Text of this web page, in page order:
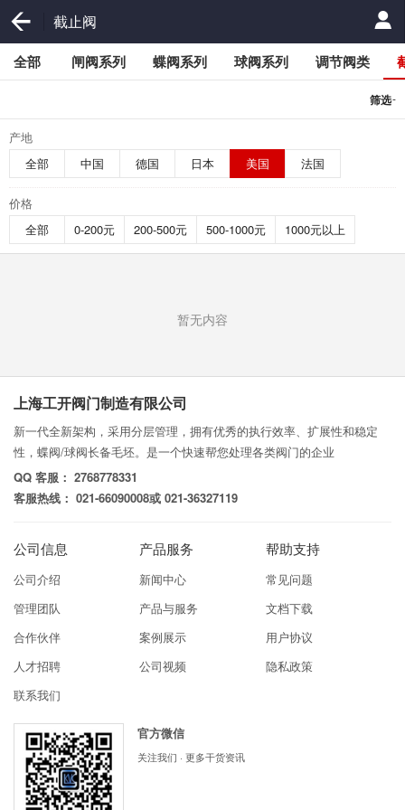
截止阀
全部 闸阀系列 蝶阀系列 球阀系列 调节阀类
筛选-
产地
全部
中国 德国 日本 美国 法国
价格
全部
0-200元 200-500元 500-1000元 1000元以上
暂无内容
上海工开阀门制造有限公司
新一代全新架构，采用分层管理，拥有优秀的执行效率、扩展性和稳定
性，蝶阀/球阀长备毛坯。是一个快速帮您处理各类阀门的企业
QQ 客服： 2768778331
客服热线： 021-66090008或 021-36327119
公司信息
公司介绍
管理团队
合作伙伴
人才招聘
联系我们
产品服务
新闻中心
产品与服务
案例展示
公司视频
帮助支持
常见问题
文档下载
用户协议
隐私政策
官方微信
关注我们 · 更多干货资讯